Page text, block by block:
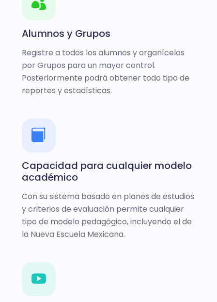
Alumnos y Grupos
Registre a todos los alumnos y organícelos
por Grupos para un mayor control.
Posteriormente podrá obtener todo tipo de
reportes y estadísticas.
Capacidad para cualquier modelo
académico
Con su sistema basado en planes de estudios
y criterios de evaluación permite cualquier
tipo de modelo pedagógico, incluyendo el de
la Nueva Escuela Mexicana.